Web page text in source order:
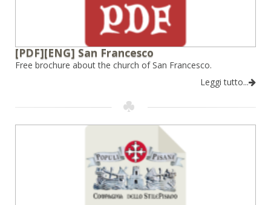
[PDF][ENG] San Francesco
Free brochure about the church of San Francesco.
Leggi tutto...